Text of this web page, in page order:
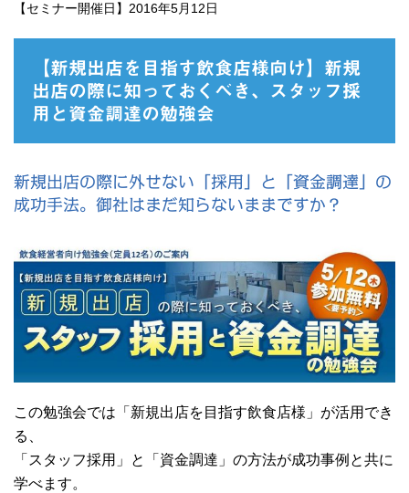
【セミナー開催日】2016年5月12日
【新規出店を目指す飲食店様向け】新規
出店の際に知っておくべき、スタッフ採
用と資金調達の勉強会
新規出店の際に外せない「採用」と「資金調達」の
成功手法。御社はまだ知らないままですか？
この勉強会では「新規出店を目指す飲食店様」が活用でき
る、
「スタッフ採用」と「資金調達」の方法が成功事例と共に
学べます。